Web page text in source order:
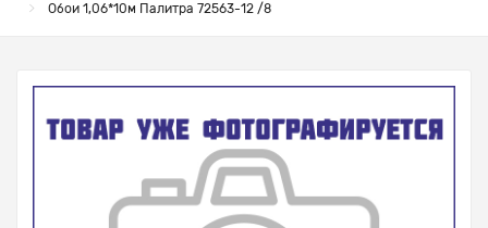
Обои 1,06*10м Палитра 72563-12 /8